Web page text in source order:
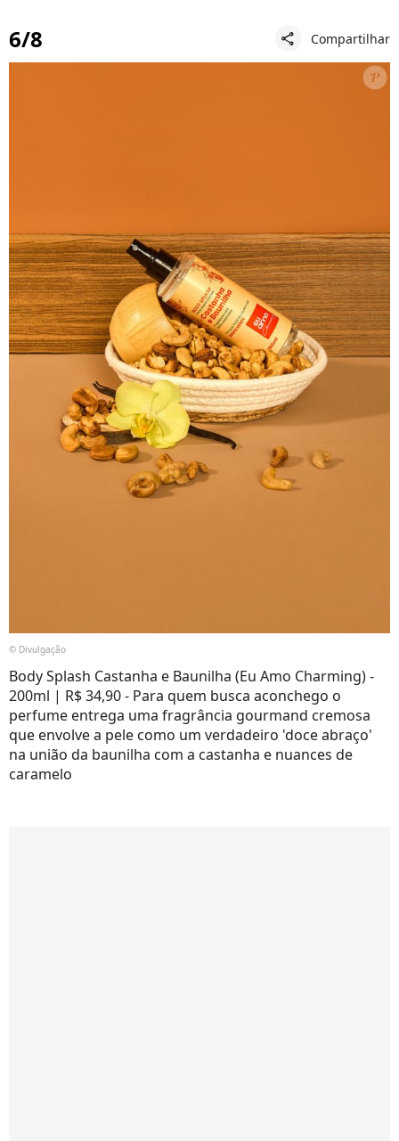
6/8 share Compartilhar
© Divulgação
Body Splash Castanha e Baunilha (Eu Amo Charming) -
200ml | R$ 34,90 - Para quem busca aconchego o
perfume entrega uma fragrância gourmand cremosa
que envolve a pele como um verdadeiro 'doce abraço'
na união da baunilha com a castanha e nuances de
caramelo